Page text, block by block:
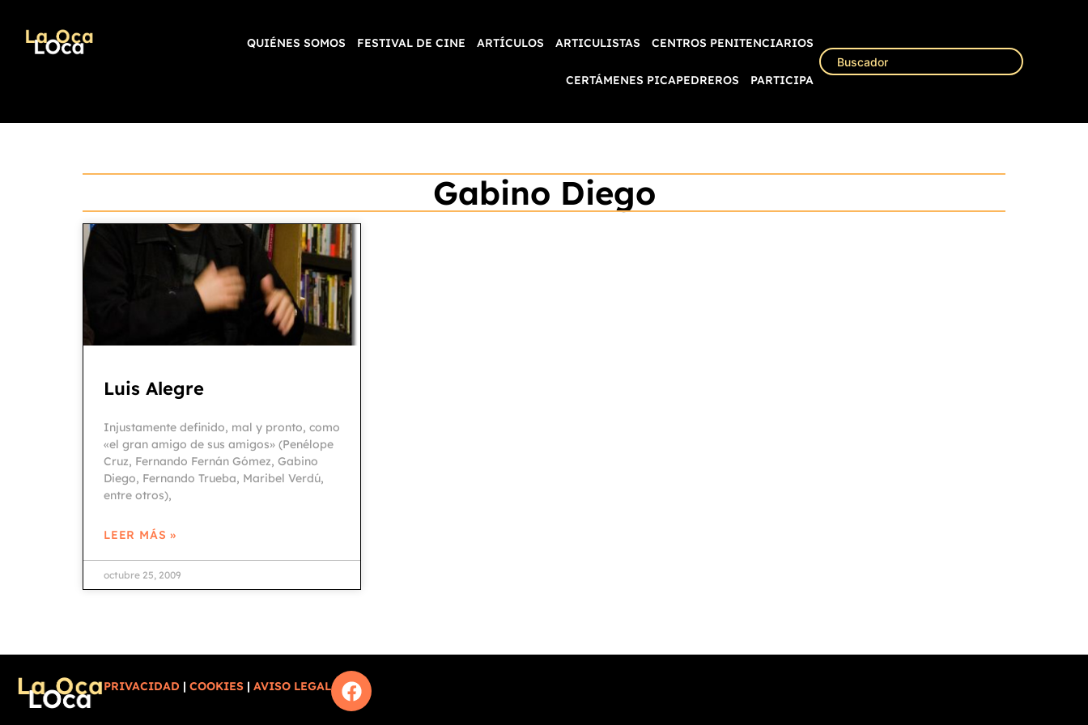
QUIÉNES SOMOS FESTIVAL DE CINE ARTÍCULOS ARTICULISTAS CENTROS PENITENCIARIOS
CERTÁMENES PICAPEDREROS PARTICIPA
Gabino Diego
Luis Alegre
Injustamente definido, mal y pronto, como
«el gran amigo de sus amigos» (Penélope
Cruz, Fernando Fernán Gómez, Gabino
Diego, Fernando Trueba, Maribel Verdú,
entre otros),
LEER MÁS »
octubre 25, 2009
PRIVACIDAD |COOKIES |AVISO LEGAL